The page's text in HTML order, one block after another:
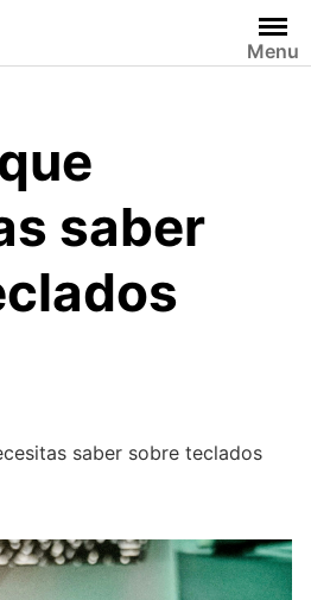
Menu
saber
saber sobre teclados